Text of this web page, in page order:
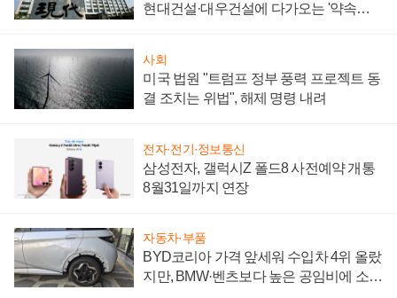
현대건설·대우건설에 다가오는 '약속의
사회
미국 법원 "트럼프 정부 풍력 프로젝트 동
결 조치는 위법", 해제 명령 내려
전자·전기·정보통신
삼성전자, 갤럭시Z 폴드8 사전예약 개통
8월31일까지 연장
자동차·부품
BYD코리아 가격 앞세워 수입차 4위 올랐
지만, BMW·벤츠보다 높은 공임비에 소비